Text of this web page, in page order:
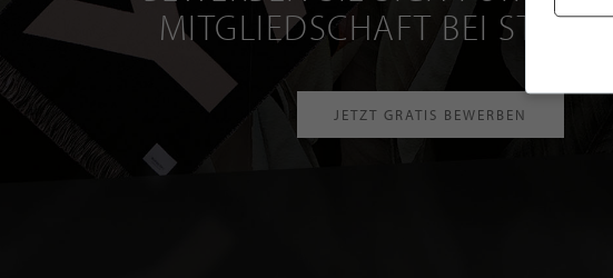
MITGLIEDSCHAFT BEI
JETZT GRATIS BEWERBEN